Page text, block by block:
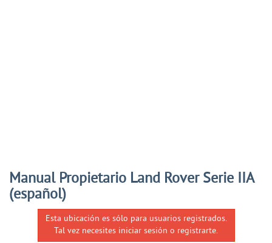
Manual Propietario Land Rover Serie IIA
(español)
Esta ubicación es sólo para usuarios registrados.
Tal vez necesites iniciar sesión o registrarte.